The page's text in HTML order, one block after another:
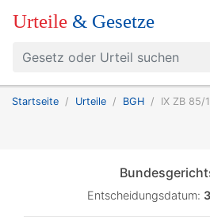
Urteile & Gesetze
Startseite Urteile BGH IX ZB 85/
Entscheidungsdatum: